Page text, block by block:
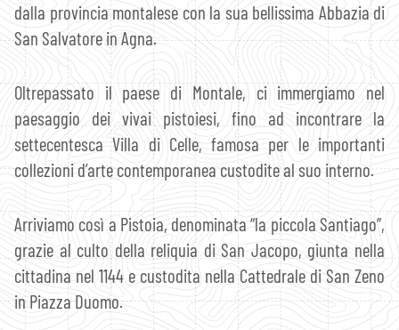
dalla provincia montalese con la sua bellissima Abbazia di
San Salvatore in Agna.
Oltrepassato il paese di Montale, ci immergiamo nel
paesaggio dei vivai pistoiesi, fino ad incontrare la
settecentesca Villa di Celle, famosa per le importanti
collezioni d’arte contemporanea custodite al suo interno.
Arriviamo così a Pistoia, denominata “la piccola Santiago”,
grazie al culto della reliquia di San Jacopo, giunta nella
cittadina nel 1144 e custodita nella Cattedrale di San Zeno
in Piazza Duomo.